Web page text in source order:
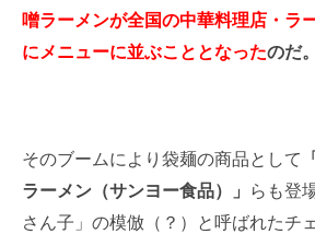
噌ラーメンが全国の中華料理店・ラ
にメニューに並ぶこととなったのだ。
そのブームにより袋麺の商品として
ラーメン（サンヨー食品）」 らも登
さん子」の模倣（？）と呼ばれたチ